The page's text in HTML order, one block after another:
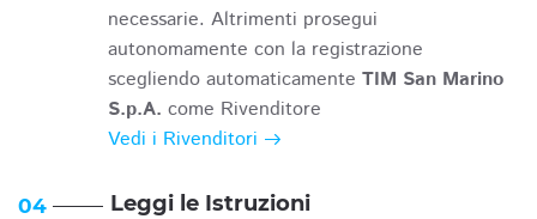
necessarie. Altrimenti prosegui
autonomamente con la registrazione
scegliendo automaticamente TIM San Marino
S.p.A. come Rivenditore
Vedi i Rivenditori
04 Leggi le Istruzioni